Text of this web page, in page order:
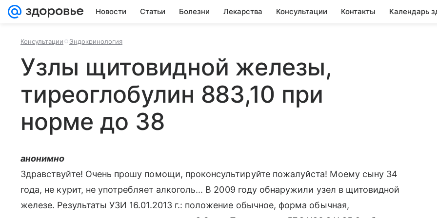
Новости Статьи Болезни Лекарства Консультации Контакты Календарь
Консультации Эндокринология
Узлы щитовидной железы,
тиреоглобулин 883,10 при
норме до 38
анонимно
Здравствуйте! Очень прошу помощи, проконсультируйте пожалуйста! Моему сыну 34
года, не курит, не употребляет алкоголь... В 2009 году обнаружили узел в щитовидной
железе. Результаты УЗИ 16.01.2013 г.: положение обычное, форма обычная,